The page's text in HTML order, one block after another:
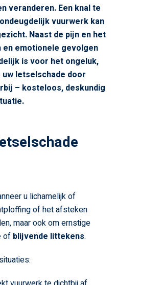
veranderen. Een knal te
vuurwerk kan
Naast de pijn en het
emotionele gevolgen
is voor het ongeluk,
letselschade door
– kosteloos, deskundig
u lichamelijk of
of het afsteken
maar ook om ernstige
of blijvende littekens.